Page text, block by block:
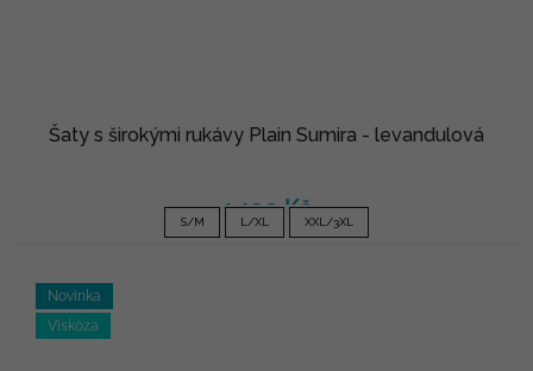
Šaty s širokými rukávy Plain Sumira - levandulová
1 190 Kč
S/M L/XL XXL/3XL
Novinka
Viskóza